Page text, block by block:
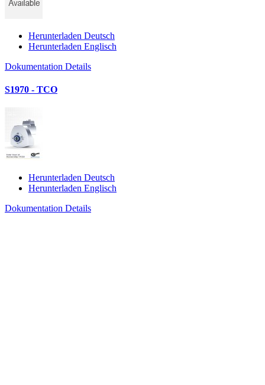
Herunterladen Deutsch
Herunterladen Englisch
Dokumentation Details
S1970 - TCO
Herunterladen Deutsch
Herunterladen Englisch
Dokumentation Details